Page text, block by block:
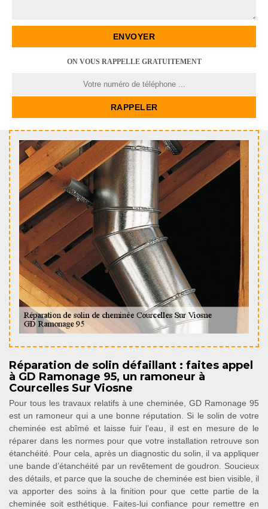
ON VOUS RAPPELLE GRATUITEMENT
Réparation de solin défaillant : faites appel
à GD Ramonage 95, un ramoneur à
Courcelles Sur Viosne
Pour tous les travaux relatifs à une cheminée, GD Ramonage 95
est un ramoneur qui a une bonne réputation. Si le solin de votre
cheminée est abîmé et laisse fuir l’eau, il est en mesure de le
réparer dans les normes pour que votre installation retrouve son
étanchéité. Pour cela, après un diagnostic du solin, il va appliquer
une bande d’étanchéité par un revêtement de goudron. Soucieux
des détails, et parce que la souche de cheminée est bien visible, il
va apporter des soins à la finition pour que cette partie de la
cheminée soit esthétique. Faites-lui confiance pour remettre en